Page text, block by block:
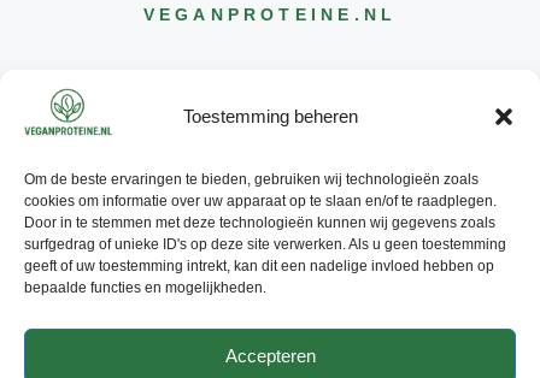
Toestemming beheren
Om de beste ervaringen te bieden, gebruiken wij technologieën zoals
cookies om informatie over uw apparaat op te slaan en/of te raadplegen.
Door in te stemmen met deze technologieën kunnen wij gegevens zoals
surfgedrag of unieke ID's op deze site verwerken. Als u geen toestemming
geeft of uw toestemming intrekt, kan dit een nadelige invloed hebben op
bepaalde functies en mogelijkheden.
Accepteren
VEGANPROTEINE .NL
CONTACT
INFO@ VEGANPROTEINE.NL